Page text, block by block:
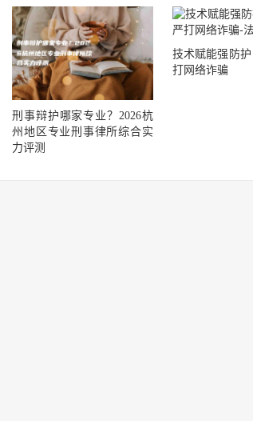
刑事辩护哪家专业？2026杭
州地区专业刑事律所综合实
力评测
技术赋能强防
打网络诈骗